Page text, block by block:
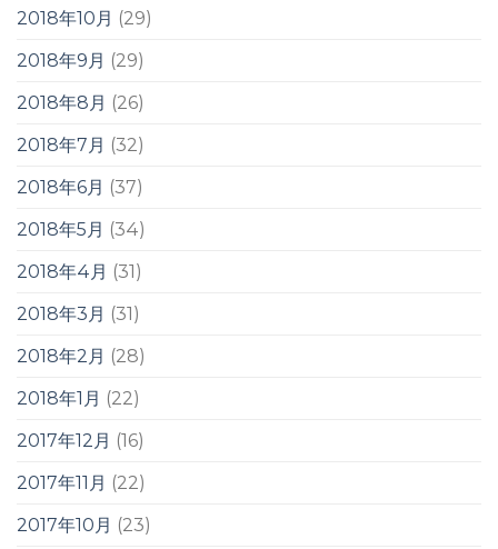
2018年10月 (29)
2018年9月 (29)
2018年8月 (26)
2018年7月 (32)
2018年6月 (37)
2018年5月 (34)
2018年4月 (31)
2018年3月 (31)
2018年2月 (28)
2018年1月 (22)
2017年12月 (16)
2017年11月 (22)
2017年10月 (23)